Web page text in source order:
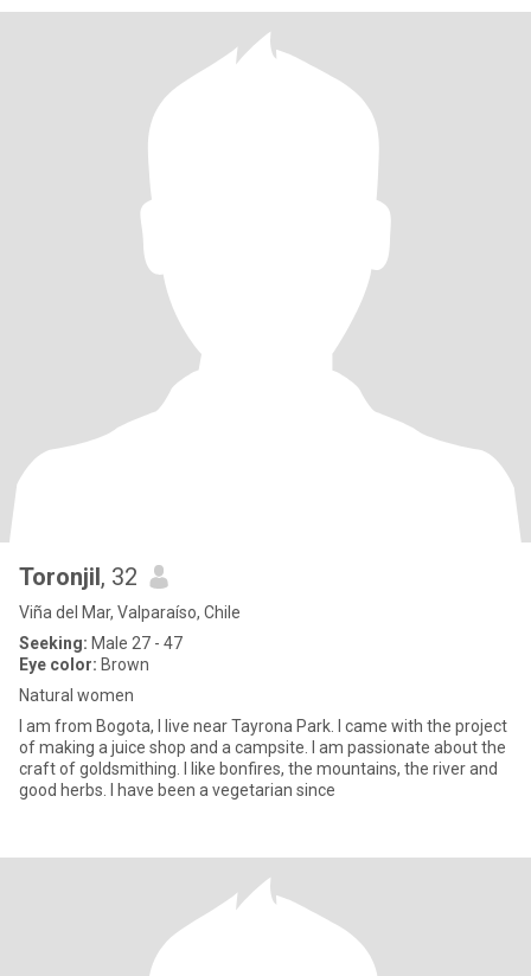
Toronjil, 32
Viña del Mar, Valparaíso, Chile
Seeking: Male 27 - 47
Eye color: Brown
Natural women
I am from Bogota, I live near Tayrona Park. I came with the project
of making a juice shop and a campsite. I am passionate about the
craft of goldsmithing. I like bonfires, the mountains, the river and
good herbs. I have been a vegetarian since